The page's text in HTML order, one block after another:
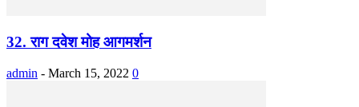
32. राग दवेश मोह आगमर्शन
admin - March 15, 2022 0